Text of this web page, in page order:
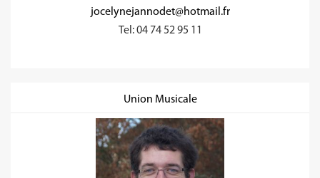
jocelynejannodet@hotmail.fr
Tel: 04 74 52 95 11
Union Musicale